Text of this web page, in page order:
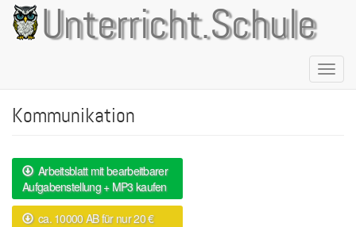
Direkt
zum
Inhalt
Unterricht.Schule
Kommunikation
Arbeitsblatt mit bearbeitbarer
Aufgabenstellung + MP3 kaufen
ca. 10000 AB für nur 20 €